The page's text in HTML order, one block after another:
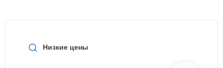
Низкие цены